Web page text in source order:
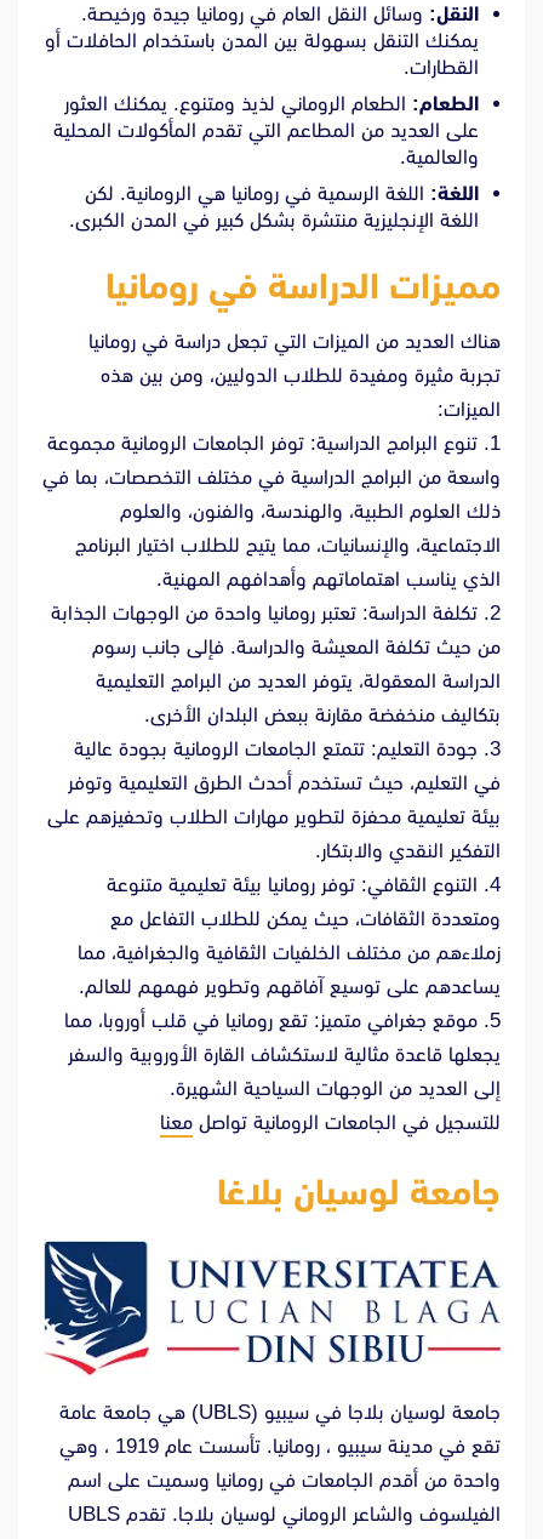
النقل: وسائل النقل العام في رومانيا جيدة ورخيصة.
يمكنك التنقل بسهولة بين المدن باستخدام الحافلات أو
القطارات.
الطعام: الطعام الروماني لذيذ ومتنوع. يمكنك العثور
على العديد من المطاعم التي تقدم المأكولات المحلية
والعالمية.
اللغة: اللغة الرسمية في رومانيا هي الرومانية. لكن
اللغة الإنجليزية منتشرة بشكل كبير في المدن الكبرى.
مميزات الدراسة في رومانيا
هناك العديد من الميزات التي تجعل دراسة في رومانيا
تجربة مثيرة ومفيدة للطلاب الدوليين، ومن بين هذه
الميزات:
1. تنوع البرامج الدراسية: توفر الجامعات الرومانية مجموعة
واسعة من البرامج الدراسية في مختلف التخصصات، بما في
ذلك العلوم الطبية، والهندسة، والفنون، والعلوم
الاجتماعية، والإنسانيات، مما يتيح للطلاب اختيار البرنامج
الذي يناسب اهتماماتهم وأهدافهم المهنية.
2. تكلفة الدراسة: تعتبر رومانيا واحدة من الوجهات الجذابة
من حيث تكلفة المعيشة والدراسة. فإلى جانب رسوم
الدراسة المعقولة، يتوفر العديد من البرامج التعليمية
بتكاليف منخفضة مقارنة ببعض البلدان الأخرى.
3. جودة التعليم: تتمتع الجامعات الرومانية بجودة عالية
في التعليم، حيث تستخدم أحدث الطرق التعليمية وتوفر
بيئة تعليمية محفزة لتطوير مهارات الطلاب وتحفيزهم على
التفكير النقدي والابتكار.
4. التنوع الثقافي: توفر رومانيا بيئة تعليمية متنوعة
ومتعددة الثقافات، حيث يمكن للطلاب التفاعل مع
زملاءهم من مختلف الخلفيات الثقافية والجغرافية، مما
يساعدهم على توسيع آفاقهم وتطوير فهمهم للعالم.
5. موقع جغرافي متميز: تقع رومانيا في قلب أوروبا، مما
يجعلها قاعدة مثالية لاستكشاف القارة الأوروبية والسفر
إلى العديد من الوجهات السياحية الشهيرة.
للتسجيل في الجامعات الرومانية تواصل معنا
جامعة لوسيان بلاغا
جامعة لوسيان بلاجا في سيبيو (UBLS) هي جامعة عامة
تقع في مدينة سيبيو ، رومانيا. تأسست عام 1919 ، وهي
واحدة من أقدم الجامعات في رومانيا وسميت على اسم
الفيلسوف والشاعر الروماني لوسيان بلاجا. تقدم UBLS